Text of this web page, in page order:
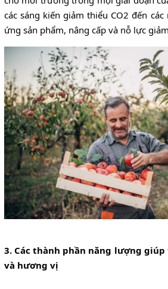
các sáng kiến giảm thiểu CO2 đến
ứng sản phẩm, nâng cấp và nỗ lực
3. Các thành phần năng lượng
và hương vị